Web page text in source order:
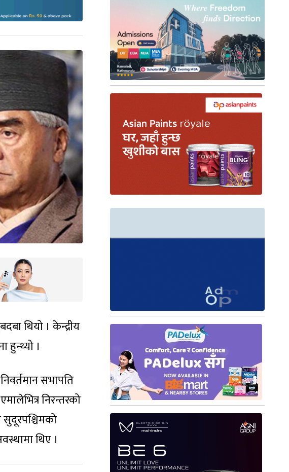
थियो । केन्द्रीय
हुन्थ्यो ।
सभापति
निरन्तरको
थिए ।